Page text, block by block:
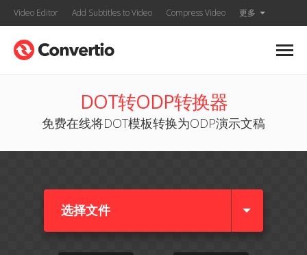
Video Editor Add Subtitles to Video Compress Video 更多
DOT转ODP转换器
免费在线将DOT模板转换为ODP演示文稿
选择文件